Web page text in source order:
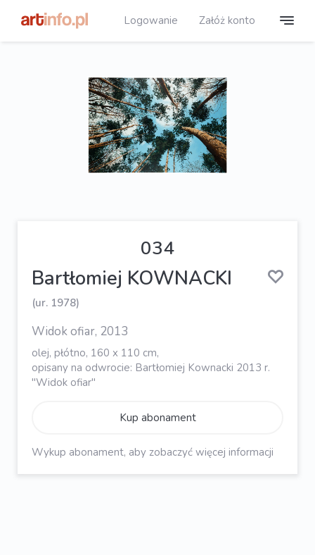
Logowanie Załóż konto
034
Bartłomiej KOWNACKI
(ur. 1978)
Widok ofiar, 2013
olej, płótno, 160 x 110 cm,
opisany na odwrocie: Bartłomiej Kownacki 2013 r.
"Widok ofiar"
Kup abonament
Wykup abonament, aby zobaczyć więcej informacji